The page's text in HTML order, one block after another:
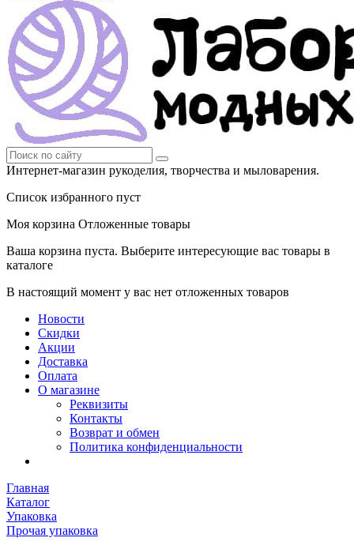
Интернет-магазин рукоделия, творчества и мыловарения.
Список избранного пуст
Моя корзина Отложенные товары
Ваша корзина пуста. Выберите интересующие вас товары в
каталоге
В настоящий момент у вас нет отложенных товаров
Новости
Скидки
Акции
Доставка
Оплата
О магазине
Реквизиты
Контакты
Возврат и обмен
Политика конфиденциальности
Главная
Каталог
Упаковка
Прочая упаковка